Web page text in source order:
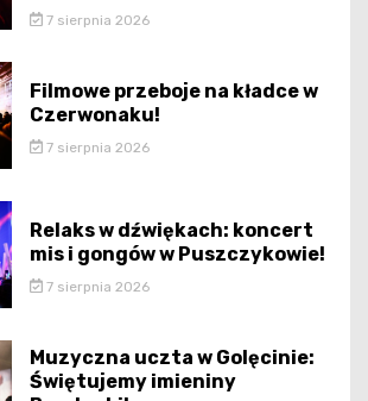
7 sierpnia 2026
Filmowe przeboje na kładce w
Czerwonaku!
7 sierpnia 2026
Relaks w dźwiękach: koncert
mis i gongów w Puszczykowie!
7 sierpnia 2026
Muzyczna uczta w Golęcinie:
Świętujemy imieniny